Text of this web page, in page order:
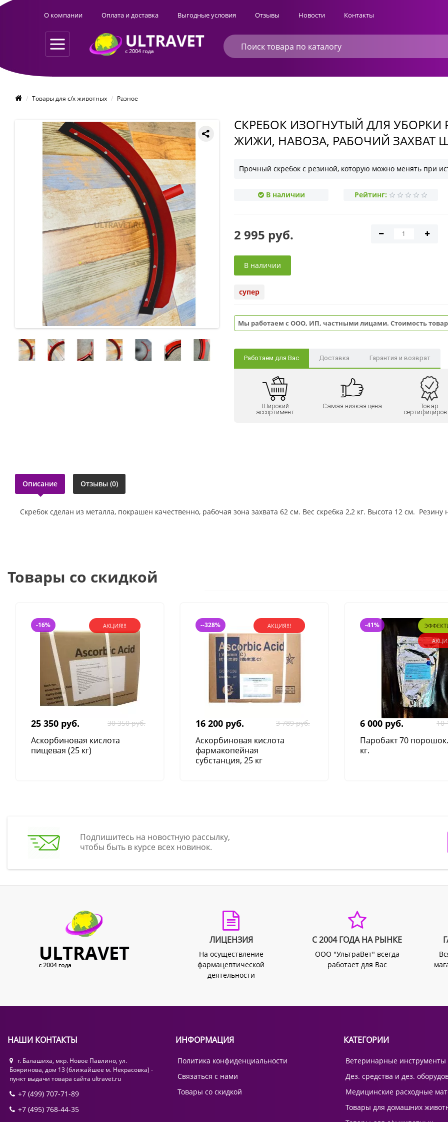
О компании Оплата и доставка Выгодные условия Отзывы Новости Контакты
Товары для с/х животных Разное
СКРЕБОК ИЗОГНУТЫЙ ДЛЯ УБОРКИ
ЖИЖИ, НАВОЗА, РАБОЧИЙ ЗАХВАТ
Прочный скребок с резиной, которую можно менять при
В наличии Рейтинг:
2 995 руб.
В наличии
супер
Мы работаем с ООО, ИП, частными лицами. Стоимость
Работаем для Вас Доставка Гарантия и возврат
Широкий
ассортимент
Самая низкая цена
Товар
Описание Отзывы (0)
Скребок сделан из металла, покрашен качественно, рабочая зона захвата 62 см. Вес скребка 2,2 кг. Высота 12 см.
Товары со скидкой
-16%
25 350 руб. 30 350 руб.
Аскорбиновая кислота
пищевая (25 кг)
--328%
16 200 руб. 3 789 руб.
Аскорбиновая кислота
фармакопейная
субстанция, 25 кг
-41%
6 000 руб. 10
Паробакт 70
кг.
Подпишитесь на новостную рассылку,
чтобы быть в курсе всех новинок.
ЛИЦЕНЗИЯ
На осуществление
фармацевтической
деятельности
С 2004 ГОДА НА РЫНКЕ
ООО "УльтраВет" всегда
работает для Вас
НАШИ КОНТАКТЫ
г. Балашиха, мкр. Новое Павлино, ул.
Бояринова, дом 13 (ближайшее м. Некрасовка) -
пункт выдачи товара сайта ultravet.ru
+7 (499) 707-71-89
+7 (495) 768-44-35
ИНФОРМАЦИЯ
Политика конфиденциальности
Связаться с нами
Товары со скидкой
КАТЕГОРИИ
Ветеринарные инструменты
Дез. средства и дез.
Медицинские расходные
Товары для домашних